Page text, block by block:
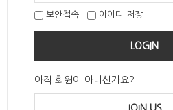
보안접속 아이디 저장
LOGIN
아직 회원이 아니신가요?